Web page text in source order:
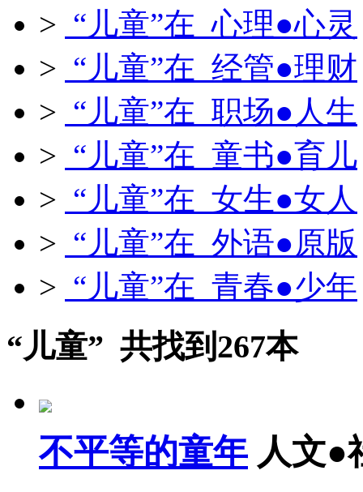
> “儿童”在 心理●心灵
> “儿童”在 经管●理财
> “儿童”在 职场●人生
> “儿童”在 童书●育儿
> “儿童”在 女生●女人
> “儿童”在 外语●原版
> “儿童”在 青春●少年
“儿童” 共找到267本
不平等的童年 人文●